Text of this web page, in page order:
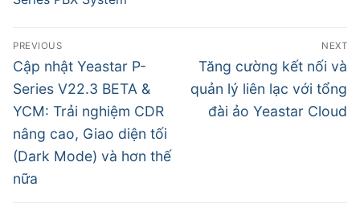
PREVIOUS
Cập nhật Yeastar P-
Series V22.3 BETA &
YCM: Trải nghiệm CDR
nâng cao, Giao diện tối
(Dark Mode) và hơn thế
nữa
NEXT
Tăng cường kết nối và
quản lý liên lạc với tổng
đài ảo Yeastar Cloud